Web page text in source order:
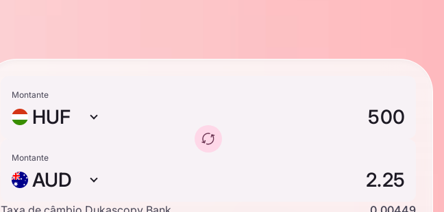
Montante
HUF
Montante
AUD